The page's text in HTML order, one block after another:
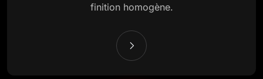
finition homogène.